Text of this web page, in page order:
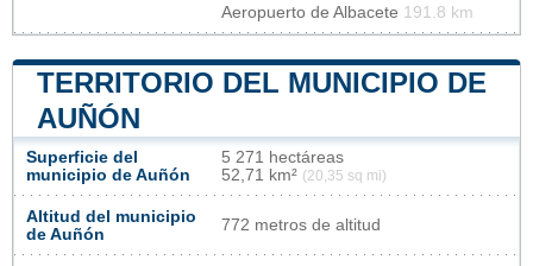
Aeropuerto de Albacete 191.8 km
TERRITORIO DEL MUNICIPIO DE
AUÑÓN
Superficie del
municipio de Auñón
5 271 hectáreas
52,71 km² (20,35 sq mi)
Altitud del municipio
de Auñón
772 metros de altitud